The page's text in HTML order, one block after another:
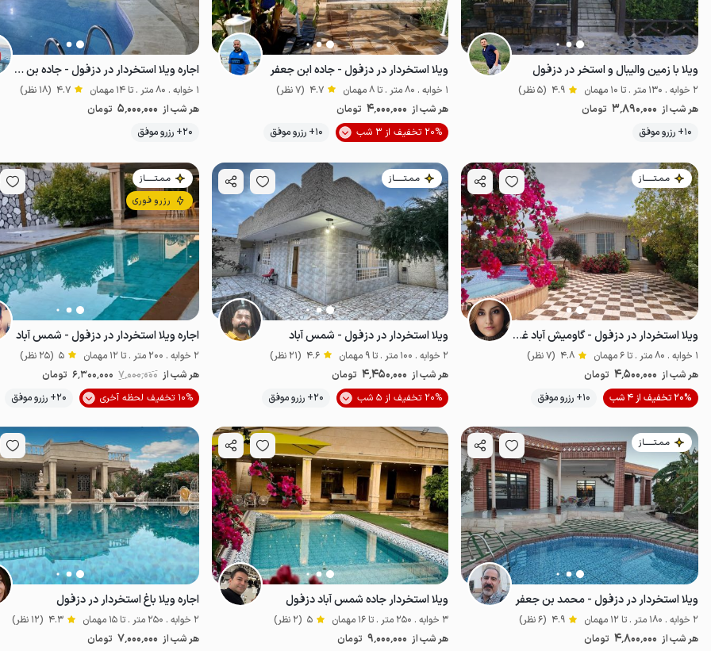
ویلا با زمین والیبال و استخر در دزفول
2 خوابه . 130 متر . تا 10 مهمان 4.9 (5 نظر)
هر شب از 3٬890٬000 تومان
10+ رزرو موفق
موقعیت در نقشه
ویلا استخردار در دزفول - جاده ابن جعفر
1 خوابه . 80 متر . تا 8 مهمان 4.7 (7 نظر)
هر شب از 4٬000٬000 تومان
20% تخفیف از 3 شب
10+ رزرو موفق پت‌نواز
اجاره ویلا استخردار در دزفول - جاده بن جعفر
1 خوابه . 80 متر . تا 14 مهمان 4.7 (18 نظر)
هر شب از 5٬000٬000 تومان
20+ رزرو موفق
مـمـتــــــاز
ویلا استخردار در دزفول - گاومیش آباد غربی
1 خوابه . 80 متر . تا 6 مهمان 4.8 (7 نظر)
هر شب از 4٬500٬000 تومان
20% تخفیف از 4 شب
10+ رزرو موفق موقعیت در نقشه
مـمـتــــــاز
ویلا استخردار در دزفول - شمس آباد
2 خوابه . 100 متر . تا 9 مهمان 4.6 (21 نظر)
هر شب از 4٬450٬000 تومان
20% تخفیف از 5 شب
20+ رزرو موفق موقعیت در نقشه
مـمـتــــــاز
رزرو فوری
اجاره ویلا استخردار در دزفول - شمس آباد
2 خوابه . 200 متر . تا 12 مهمان 5 (25 نظر)
هر شب از 7٬000٬000 6٬300٬000 تومان
10% تخفیف لحظه آخری
20+ رزرو موفق
مـمـتــــــاز
ویلا استخردار در دزفول - محمد بن جعفر
2 خوابه . 180 متر . تا 12 مهمان 4.9 (6 نظر)
هر شب از 4٬800٬000 تومان
ویلا استخردار جاده شمس آباد دزفول
3 خوابه . 250 متر . تا 16 مهمان 5 (2 نظر)
هر شب از 9٬000٬000 تومان
اجاره ویلا باغ استخردار در دزفول
2 خوابه . 250 متر . تا 15 مهمان 4.3 (12 نظر)
هر شب از 7٬000٬000 تومان